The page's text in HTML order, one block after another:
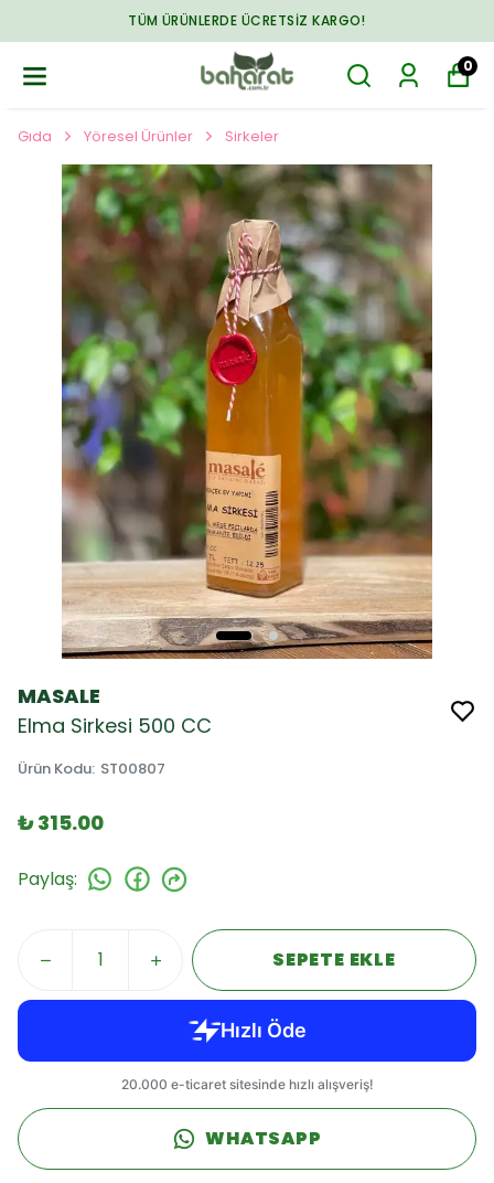
TÜM ÜRÜNLERDE ÜCRETSIZ KARGO!
0
Gıda Yöresel Ürünler Sirkeler
MASALE
Elma Sirkesi 500 CC
Ürün Kodu: ST00807
₺ 315.00
Paylaş:
SEPETE EKLE
WHATSAPP